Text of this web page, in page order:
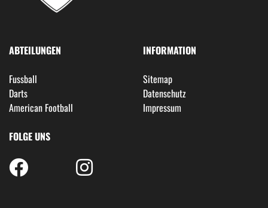
ABTEILUNGEN
Fussball
Darts
American Football
INFORMATION
Sitemap
Datenschutz
Impressum
FOLGE UNS